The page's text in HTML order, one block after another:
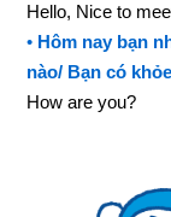
Hello, Nice to
• Hôm nay bạn
nào/ Bạn có
How are you?